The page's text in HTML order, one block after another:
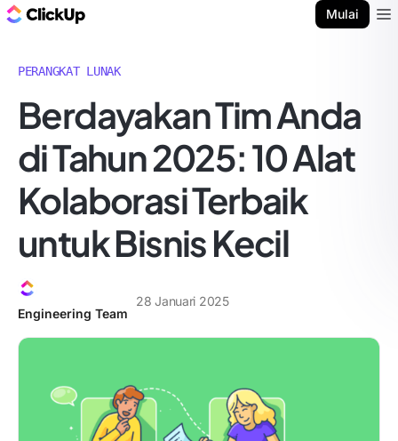
Mulai
PERANGKAT LUNAK
Berdayakan Tim Anda
di Tahun 2025: 10 Alat
Kolaborasi Terbaik
untuk Bisnis Kecil
Engineering Team
28 Januari 2025